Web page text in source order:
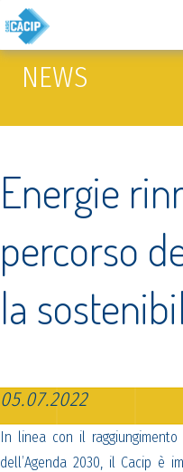
NEWS
Energie
percorso
la
05.07.2022
In linea con il
dell’Agenda 2030, il Cacip è